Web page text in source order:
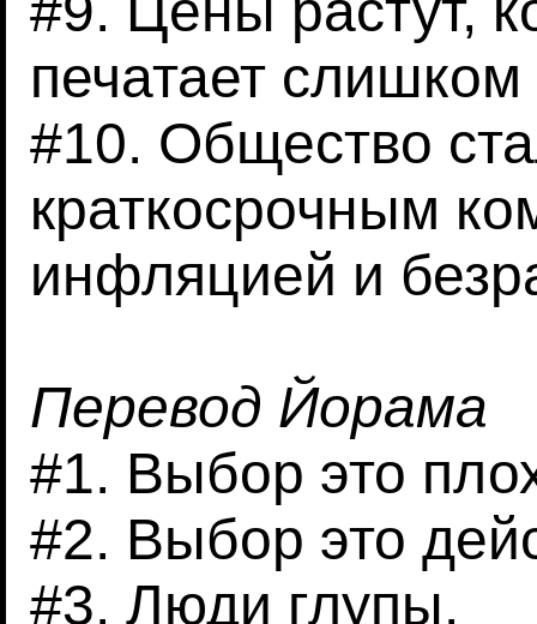
печатает слишком
#10. Общество
краткосрочным
инфляцией и
Перевод Йорама
#1. Выбор это
#2. Выбор это
#3. Люди глупы.